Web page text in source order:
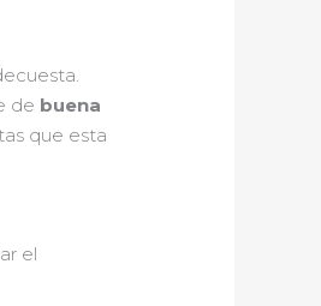
de buena
que esta
el